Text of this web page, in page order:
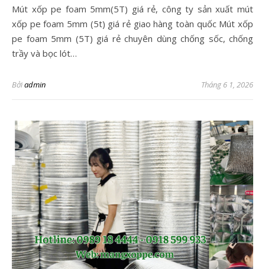
Mút xốp pe foam 5mm(5T) giá rẻ, công ty sản xuất mút
xốp pe foam 5mm (5t) giá rẻ giao hàng toàn quốc Mút xốp
pe foam 5mm (5T) giá rẻ chuyên dùng chống sốc, chống
trầy và bọc lót…
Bởiadmin Tháng 6 1, 2026